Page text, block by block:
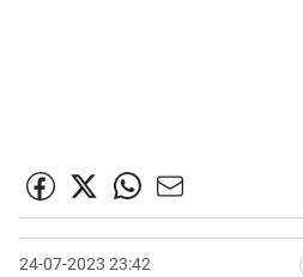
24-07-2023 23:42